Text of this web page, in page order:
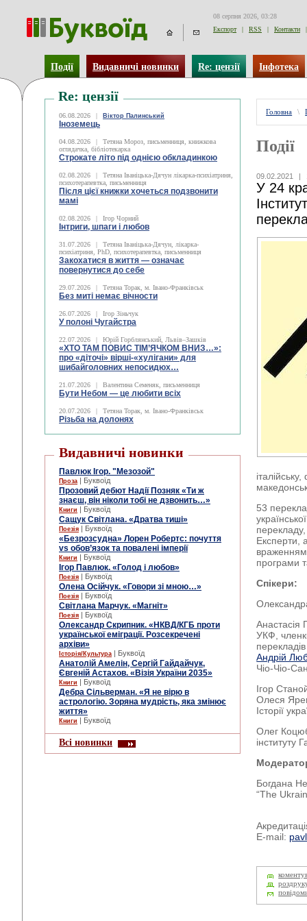
08 серпня 2026, 03:28
Експорт
| RSS | Контакти |
Події Видавничі новинки Re: цензії Інфотека
Re: цензії
06.08.2026 | Віктор Палинський
Іноземець
04.08.2026 |
Тетяна Мороз, письменниця, книжкова
оглядачка, бібліотекарка
Строкате літо під однією обкладинкою
02.08.2026 |
Тетяна Іваніцька-Дячун лікарка-психіатриня,
психотерапевтка, письменниця
Після цієї книжки хочеться подзвонити
мамі
02.08.2026 | Ігор Чорний
Інтриги, шпаги і любов
31.07.2026 |
Тетяна Іваніцька-Дячун, лікарка-
психіатриня, PhD, психотерапевтка, письменниця
Закохатися в життя — означає
повернутися до себе
29.07.2026 | Тетяна Торак, м. Івано-Франківськ
Без миті немає вічности
26.07.2026 | Ігор Зіньчук
У полоні Чугайстра
22.07.2026 | Юрій Горблянський, Львів–Зашків
«ХТО ТАМ ПОВИС ТІМ’ЯЧКОМ ВНИЗ…»:
про «діточі» вірші-«хулігани» для
шибайголовних непосидюх…
21.07.2026 | Валентина Семеняк, письменниця
Бути Небом ― це любити всіх
20.07.2026 | Тетяна Торак, м. Івано-Франківськ
Різьба на долонях
Видавничі новинки
Павлюк Ігор. "Мезозой"
Проза | Буквоїд
Прозовий дебют Надії Позняк «Ти ж
знаєш, він ніколи тобі не дзвонить…»
Книги | Буквоїд
Сащук Світлана. «Дратва тиші»
Поезія | Буквоїд
«Безрозсудна» Лорен Робертс: почуття
vs обов’язок та повалені імперії
Книги | Буквоїд
Ігор Павлюк. «Голод і любов»
Поезія | Буквоїд
Олена Осійчук. «Говори зі мною…»
Поезія | Буквоїд
Світлана Марчук. «Магніт»
Поезія | Буквоїд
Олександр Скрипник. «НКВД/КГБ проти
української еміграції. Розсекречені
архіви»
Історія/Культура | Буквоїд
Анатолій Амелін, Сергій Гайдайчук,
Євгеній Астахов. «Візія України 2035»
Книги | Буквоїд
Дебра Сільверман. «Я не вірю в
астрологію. Зоряна мудрість, яка змінює
життя»
Книги | Буквоїд
Всі новинки
Головна \
Події
09.02.2021 |
У 24
53
перекладу,
Експерти,
програми
Спікери:
Анастасія
УКФ,
Андрій
Чіо-Чіо-
Ігор
Олеся
Історії
Олег
інституту
Богдана
“The
E-mail: